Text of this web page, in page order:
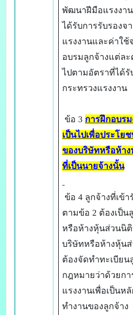
พัฒนาฝีมือแรงงา
ได้รับการรับรองจ
แรงงานและค่าใช้
อบรมลูกจ้างแต่ล
ไปตามอัตราที่ได้
กระทรวงแรงงาน
ข้อ 3 การฝึกอบร
เป็นไปเพื่อประโย
ของบริษัทหรือห้า
ที่เป็นนายจ้างนั้น
ข้อ 4 ลูกจ้างที่เข้
ตามข้อ 2 ต้องเป็น
หรือห้างหุ้นส่วนนิ
บริษัทหรือห้างหุ้น
ต้องจัดทำทะเบียน
กฎหมายว่าด้วยก
แรงงานเพื่อเป็นห
ทำงานของลูกจ้าง